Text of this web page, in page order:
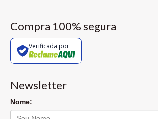
Compra 100% segura
Verificada por
Newsletter
Nome: